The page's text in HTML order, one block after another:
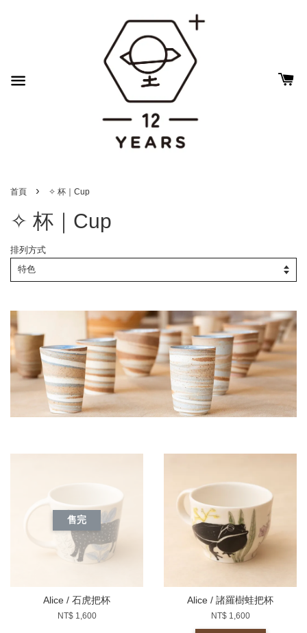
首頁 › ✧ 杯｜Cup
✧ 杯｜Cup
排列方式
售完
Alice / 石虎把杯
NT$ 1,600
Alice / 諸羅樹蛙把杯
NT$ 1,600